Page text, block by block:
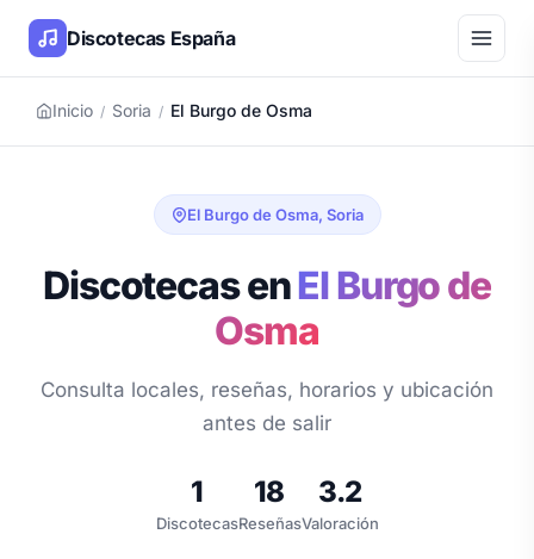
Discotecas España
Inicio / Soria / El Burgo de Osma
El Burgo de Osma, Soria
Discotecas enEl Burgo de
Osma
Consulta locales, reseñas, horarios y ubicación
antes de salir
1
Discotecas
18
Reseñas
3.2
Valoración